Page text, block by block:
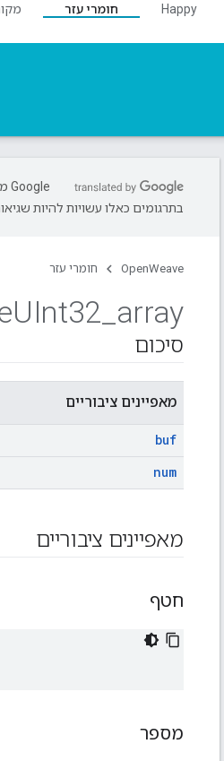
Happy חומרי עזר
בתרגומים כאלו עשויות להיות
OpenWeave חומרי עזר
UInt32 array
סיכום
מאפיינים ציבוריים
buf
num
מאפיינים ציבוריים
חטף
מספר